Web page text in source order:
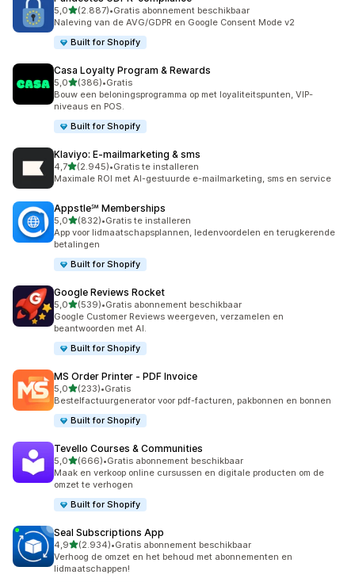
5,0van 5 sterren
(2.887)
2887 recensies in totaal
•Gratis abonnement beschikbaar
Naleving van de AVG/GDPR en Google Consent Mode v2
Built for Shopify
Casa Loyalty Program & Rewards
5,0van 5 sterren
(386)
386 recensies in totaal
•Gratis
Bouw een beloningsprogramma op met loyaliteitspunten, VIP-
niveaus en POS.
Built for Shopify
Klaviyo: E‑mailmarketing & sms
4,7van 5 sterren
(2.945)
2945 recensies in totaal
•Gratis te installeren
Maximale ROI met AI-gestuurde e-mailmarketing, sms en service
Appstle℠ Memberships
5,0van 5 sterren
(832)
832 recensies in totaal
•Gratis te installeren
App voor lidmaatschapsplannen, ledenvoordelen en terugkerende
betalingen
Built for Shopify
Google Reviews Rocket
5,0van 5 sterren
(539)
539 recensies in totaal
•Gratis abonnement beschikbaar
Google Customer Reviews weergeven, verzamelen en
beantwoorden met AI.
Built for Shopify
MS Order Printer ‑ PDF Invoice
5,0van 5 sterren
(233)
233 recensies in totaal
•Gratis
Bestelfactuurgenerator voor pdf-facturen, pakbonnen en bonnen
Built for Shopify
Tevello Courses & Communities
5,0van 5 sterren
(666)
666 recensies in totaal
•Gratis abonnement beschikbaar
Maak en verkoop online cursussen en digitale producten om de
omzet te verhogen
Built for Shopify
Seal Subscriptions App
4,9van 5 sterren
(2.934)
2934 recensies in totaal
•Gratis abonnement beschikbaar
Verhoog de omzet en het behoud met abonnementen en
lidmaatschappen!